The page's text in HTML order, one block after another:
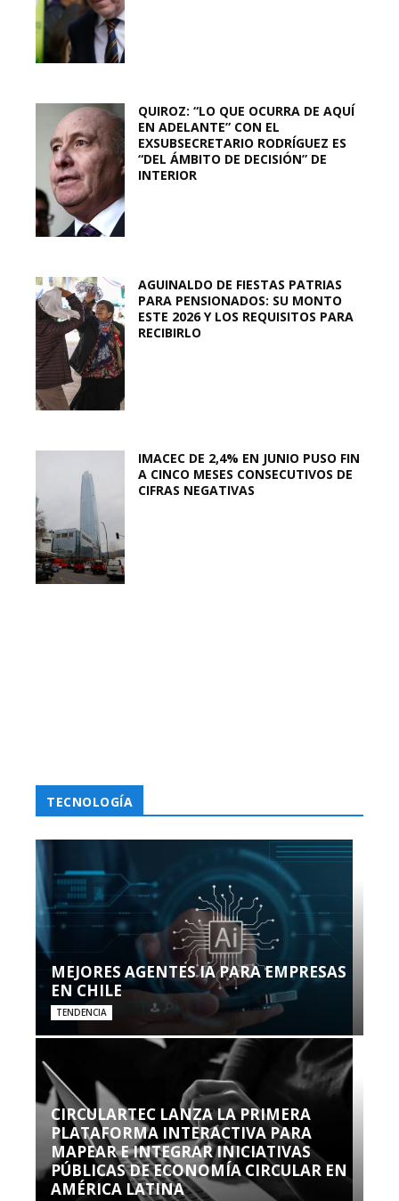
QUIROZ: “LO QUE OCURRA DE AQUÍ
EN ADELANTE” CON EL
EXSUBSECRETARIO RODRÍGUEZ ES
“DEL ÁMBITO DE DECISIÓN” DE
INTERIOR
AGUINALDO DE FIESTAS PATRIAS
PARA PENSIONADOS: SU MONTO
ESTE 2026 Y LOS REQUISITOS PARA
RECIBIRLO
IMACEC DE 2,4% EN JUNIO PUSO FIN
A CINCO MESES CONSECUTIVOS DE
CIFRAS NEGATIVAS
TECNOLOGÍA
MEJORES AGENTES IA PARA EMPRESAS
EN CHILE
TENDENCIA
CIRCULARTEC LANZA LA PRIMERA
PLATAFORMA INTERACTIVA PARA
MAPEAR E INTEGRAR INICIATIVAS
PÚBLICAS DE ECONOMÍA CIRCULAR EN
AMÉRICA LATINA